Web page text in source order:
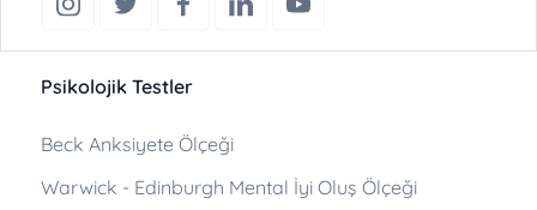
Psikolojik Testler
Beck Anksiyete Ölçeği
Warwick - Edinburgh Mental İyi Oluş Ölçeği